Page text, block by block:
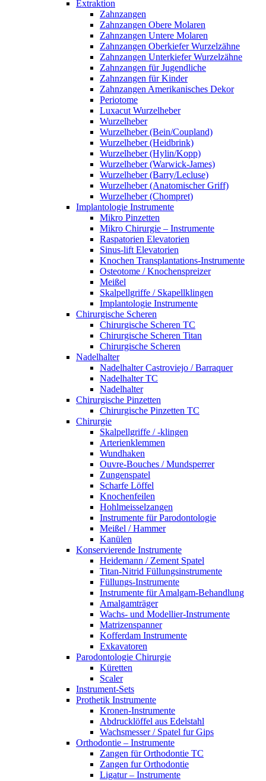
Extraktion
Zahnzangen
Zahnzangen Obere Molaren
Zahnzangen Untere Molaren
Zahnzangen Oberkiefer Wurzelzähne
Zahnzangen Unterkiefer Wurzelzähne
Zahnzangen für Jugendliche
Zahnzangen für Kinder
Zahnzangen Amerikanisches Dekor
Periotome
Luxacut Wurzelheber
Wurzelheber
Wurzelheber (Bein/Coupland)
Wurzelheber (Heidbrink)
Wurzelheber (Hylin/Kopp)
Wurzelheber (Warwick-James)
Wurzelheber (Barry/Lecluse)
Wurzelheber (Anatomischer Griff)
Wurzelheber (Chompret)
Implantologie Instrumente
Mikro Pinzetten
Mikro Chirurgie – Instrumente
Raspatorien Elevatorien
Sinus-lift Elevatorien
Knochen Transplantations-Instrumente
Osteotome / Knochenspreizer
Meißel
Skalpellgriffe / Skapellklingen
Implantologie Instrumente
Chirurgische Scheren
Chirurgische Scheren TC
Chirurgische Scheren Titan
Chirurgische Scheren
Nadelhalter
Nadelhalter Castroviejo / Barraquer
Nadelhalter TC
Nadelhalter
Chirurgische Pinzetten
Chirurgische Pinzetten TC
Chirurgie
Skalpellgriffe / -klingen
Arterienklemmen
Wundhaken
Ouvre-Bouches / Mundsperrer
Zungenspatel
Scharfe Löffel
Knochenfeilen
Hohlmeisselzangen
Instrumente für Parodontologie
Meißel / Hammer
Kanülen
Konservierende Instrumente
Heidemann / Zement Spatel
Titan-Nitrid Füllungsinstrumente
Füllungs-Instrumente
Instrumente für Amalgam-Behandlung
Amalgamträger
Wachs- und Modellier-Instrumente
Matrizenspanner
Kofferdam Instrumente
Exkavatoren
Parodontologie Chirurgie
Küretten
Scaler
Instrument-Sets
Prothetik Instrumente
Kronen-Instrumente
Abdrucklöffel aus Edelstahl
Wachsmesser / Spatel fur Gips
Orthodontie – Instrumente
Zangen für Orthodontie TC
Zangen fur Orthodontie
Ligatur – Instrumente